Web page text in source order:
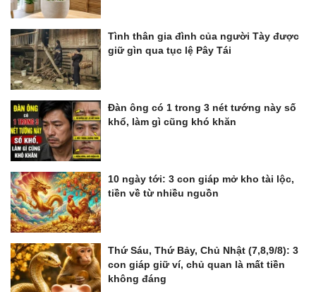
Tình thân gia đình của người Tày được
giữ gìn qua tục lệ Pây Tái
Đàn ông có 1 trong 3 nét tướng này số
khổ, làm gì cũng khó khăn
10 ngày tới: 3 con giáp mở kho tài lộc,
tiền về từ nhiều nguồn
Thứ Sáu, Thứ Bảy, Chủ Nhật (7,8,9/8): 3
con giáp giữ ví, chủ quan là mất tiền
không đáng